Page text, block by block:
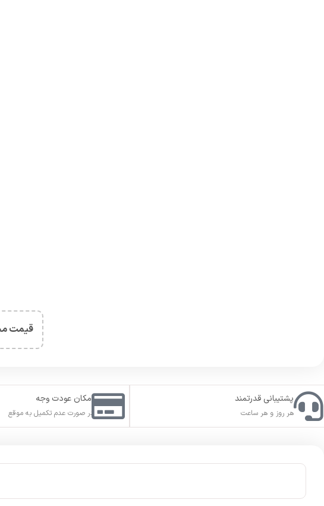
قیمت
پشتیبانی قدرتمند
هر روز و هر ساعت
امکان عودت وجه
در صورت عدم تکمیل به موقع